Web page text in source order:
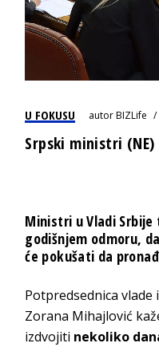
U FOKUSU autorBIZLife
Srpski ministri (NE)
Ministri u Vladi
godišnjem odmoru,
će pokušati da
Potpredsednica
Zorana Mihajlović
izdvojiti nekoliko